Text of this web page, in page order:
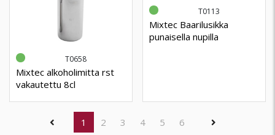
T0658
Mixtec alkoholimitta rst
vakautettu 8cl
T0113
Mixtec Baarilusikka
punaisella nupilla
1 (current)
2 3 4 5 6